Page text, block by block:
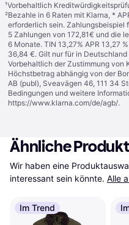
¹Vorbehaltlich
²Bezahle in 6 Raten mit Klarna, *
erforderlich sein. Zahlungsbeispiel
5 Zahlungen von 172,81€ und die
6 Monate. TIN 13,27% APR 13,27
36,84 €. Gilt nur für in
Vorbehaltlich der Zustimmung von
Höchstbetrag abhängig von der
AB (publ), Sveavägen 46, 111 34
Bedingungen und weitere
https://www.klarna.com/de/agb/.
Ähnliche
Wir haben eine
interessant sein könnte. Alle
Im Trend